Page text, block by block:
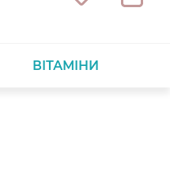
ВІТАМІНИ